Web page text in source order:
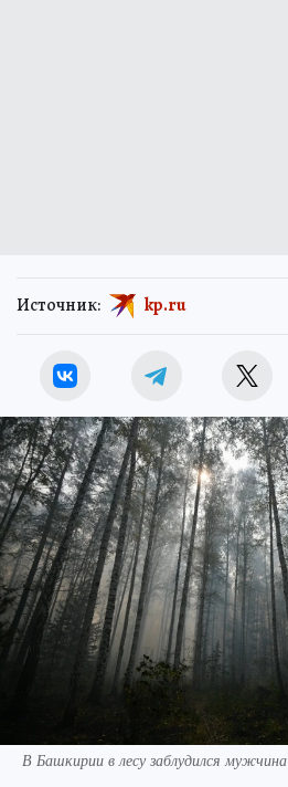
Источник: kp.ru
В Башкирии в лесу заблудился мужчина